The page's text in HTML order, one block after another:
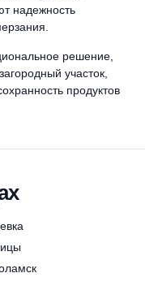
надежность
решение,
участок,
продуктов